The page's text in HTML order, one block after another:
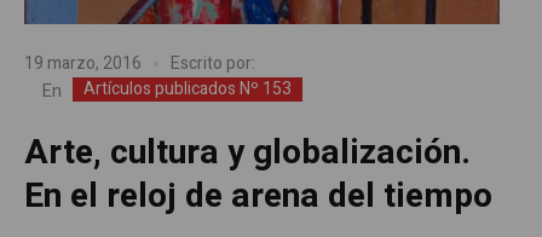
19 marzo, 2016
Escrito por:
En
Artículos publicados Nº 153
Arte, cultura y globalización.
En el reloj de arena del tiempo